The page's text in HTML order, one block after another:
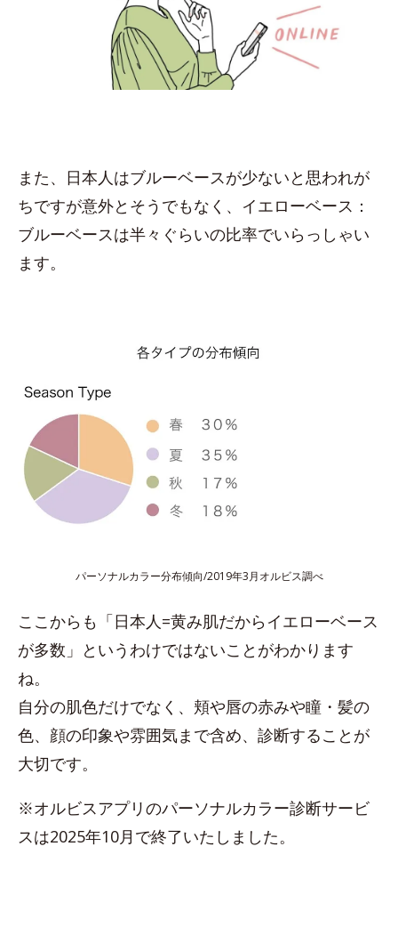
また、日本人はブルーベースが少ないと思われが
ちですが意外とそうでもなく、イエローベース：
ブルーベースは半々ぐらいの比率でいらっしゃい
ます。
パーソナルカラー分布傾向/2019年3月オルビス調べ
ここからも「日本人=黄み肌だからイエローベース
が多数」というわけではないことがわかります
ね。
自分の肌色だけでなく、頬や唇の赤みや瞳・髪の
色、顔の印象や雰囲気まで含め、診断することが
大切です。
※オルビスアプリのパーソナルカラー診断サービ
スは2025年10月で終了いたしました。